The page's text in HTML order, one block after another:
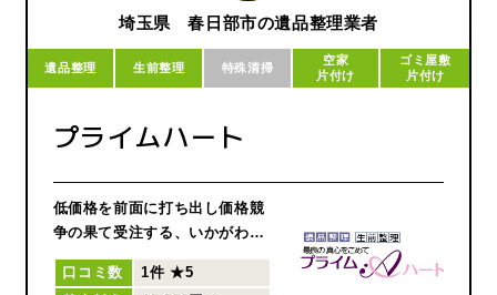
り担当者からの又聞きとなり、
ミスが生じ「取っておく物が無
くなっている」などの、一番多
す。
そしてお客さまにもご迷惑をお
掛けしない！そのために、代表
の並木が先頭に立ち全ての工程
の作業を進めさせていただきま
す！
埼玉県 春日部市の遺品整理業者
遺品整理 生前整理 特殊清掃
空家
片付け
ゴミ屋敷
片付け
プライムハート
低価格を前面に打ち出し価格競
争の果て受注する、いかがわし
い業者が問題となっておりま
す。
口コミ数 1件 ★5